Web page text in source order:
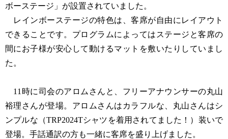
ボーステージ」が設置されていました。
レインボーステージの特色は、客席が自由にレイアウト
できることです。プログラムによってはステージと客席の
間にお子様が安心して動けるマットを敷いたりしていまし
た。
11時に司会のアロムさんと、フリーアナウンサーの丸山
裕理さんが登場。アロムさんはカラフルな、丸山さんはシ
ンプルな（TRP2024Tシャツを着用されてました！）装いで
登場。手話通訳の方も一緒に客席を盛り上げました。